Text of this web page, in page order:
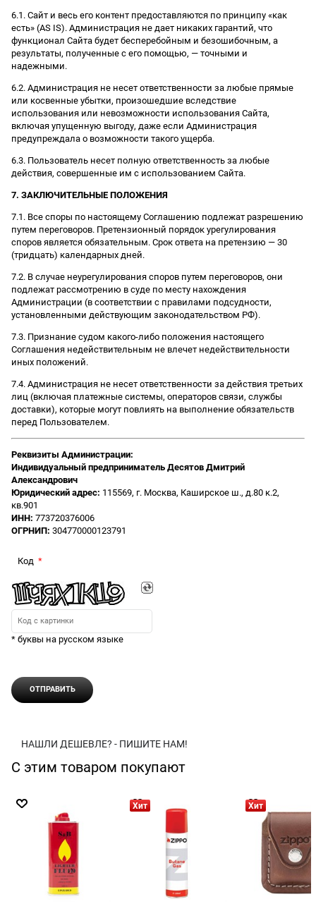
6.1. Сайт и весь его контент предоставляются по принципу «как
есть» (AS IS). Администрация не дает никаких гарантий, что
функционал Сайта будет бесперебойным и безошибочным, а
результаты, полученные с его помощью, — точными и
надежными.
6.2. Администрация не несет ответственности за любые прямые
или косвенные убытки, произошедшие вследствие
использования или невозможности использования Сайта,
включая упущенную выгоду, даже если Администрация
предупреждала о возможности такого ущерба.
6.3. Пользователь несет полную ответственность за любые
действия, совершенные им с использованием Сайта.
7. ЗАКЛЮЧИТЕЛЬНЫЕ ПОЛОЖЕНИЯ
7.1. Все споры по настоящему Соглашению подлежат разрешению
путем переговоров. Претензионный порядок урегулирования
споров является обязательным. Срок ответа на претензию — 30
(тридцать) календарных дней.
7.2. В случае неурегулирования споров путем переговоров, они
подлежат рассмотрению в суде по месту нахождения
Администрации (в соответствии с правилами подсудности,
установленными действующим законодательством РФ).
7.3. Признание судом какого-либо положения настоящего
Соглашения недействительным не влечет недействительности
иных положений.
7.4. Администрация не несет ответственности за действия третьих
лиц (включая платежные системы, операторов связи, службы
доставки), которые могут повлиять на выполнение обязательств
перед Пользователем.
Реквизиты Администрации:
Индивидуальный предприниматель Десятов Дмитрий
Александрович
Юридический адрес: 115569, г. Москва, Каширское ш., д.80 к.2,
кв.901
ИНН: 773720376006
ОГРНИП: 304770000123791
Код
* буквы на русском языке
НАШЛИ ДЕШЕВЛЕ? - ПИШИТЕ НАМ!
С этим товаром покупают
Хит Хит